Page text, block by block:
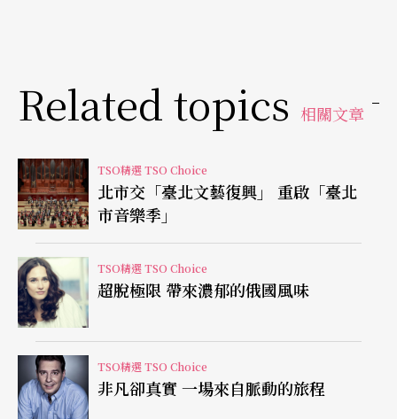
北市立交響樂團在十月六日於中山堂演出的「百年
時空逆旅」音樂會即是開幕活動之一，企圖帶領聽
／觀眾回到百年前的台灣，展開台灣音樂一百年的
時空之旅。
音樂會分成兩個部分：上半場是由國立臺灣師範大
學教授呂鈺秀策劃，下半場由張啓豐教授策劃。上
半場以還原當年西式樂團在台灣的編制、曾演出的
曲目，回顧西式樂團在台灣的發展， 曲目將由男高
音王典演唱祈雷亞的〈費德瑞柯的悲歌〉、奧地利
作曲家舒伯特《野玫瑰》，留法女高音蔡澐宣將演
Related topics 相關文章
TSO精選 TSO Choice
北市交「臺北文藝復興」 重啟「臺北
市音樂季」
TSO精選 TSO Choice
超脫極限 帶來濃郁的俄國風味
TSO精選 TSO Choice
非凡卻真實 一場來自脈動的旅程